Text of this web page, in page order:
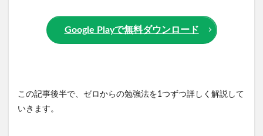
Google Playで無料ダウンロード
この記事後半で、ゼロからの勉強法を1つずつ詳しく解説して
いきます。